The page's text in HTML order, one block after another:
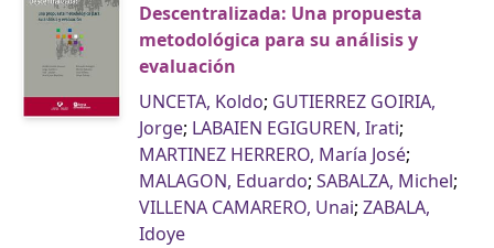
Descentralizada: Una propuesta
metodológica para su análisis y
evaluación
UNCETA, Koldo; GUTIERREZ GOIRIA,
Jorge; LABAIEN EGIGUREN, Irati;
MARTINEZ HERRERO, María José;
MALAGON, Eduardo; SABALZA, Michel;
VILLENA CAMARERO, Unai; ZABALA,
Idoye